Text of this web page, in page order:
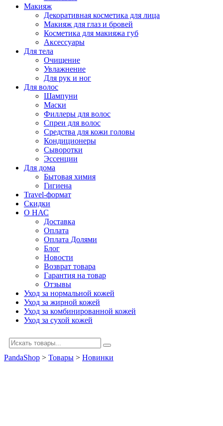
Макияж
Декоративная косметика для лица
Макияж для глаз и бровей
Косметика для макияжа губ
Аксессуары
Для тела
Очищение
Увлажнение
Для рук и ног
Для волос
Шампуни
Маски
Филлеры для волос
Спреи для волос
Средства для кожи головы
Кондиционеры
Сыворотки
Эссенции
Для дома
Бытовая химия
Гигиена
Travel-формат
Скидки
О НАС
Доставка
Оплата
Оплата Долями
Блог
Новости
Возврат товара
Гарантия на товар
Отзывы
Уход за нормальной кожей
Уход за жирной кожей
Уход за комбинированной кожей
Уход за сухой кожей
PandaShop > Товары > Новинки